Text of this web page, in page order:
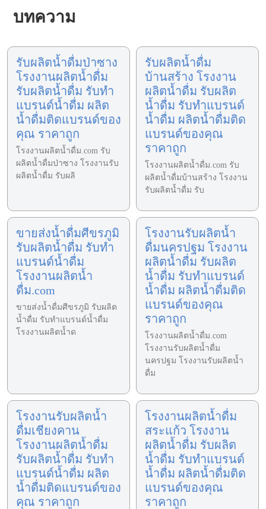
บทความ
รับผลิตน้ำดื่มป่าซาง
โรงงานผลิตน้ำดื่ม
รับผลิตน้ำดื่ม รับทำ
แบรนด์น้ำดื่ม ผลิต
น้ำดื่มติดแบรนด์ของ
คุณ ราคาถูก
โรงงานผลิตน้ำดื่ม.com รับ
ผลิตน้ำดื่มป่าซาง โรงงานรับ
ผลิตน้ำดื่ม รับผลิ
รับผลิตน้ำดื่ม
บ้านสร้าง โรงงาน
ผลิตน้ำดื่ม รับผลิต
น้ำดื่ม รับทำแบรนด์
น้ำดื่ม ผลิตน้ำดื่มติด
แบรนด์ของคุณ
ราคาถูก
โรงงานผลิตน้ำดื่ม.com รับ
ผลิตน้ำดื่มบ้านสร้าง โรงงาน
รับผลิตน้ำดื่ม รับ
ขายส่งน้ำดื่มศีขรภูมิ
รับผลิตน้ำดื่ม รับทำ
แบรนด์น้ำดื่ม
โรงงานผลิตน้ำ
ดื่ม.com
ขายส่งน้ำดื่มศีขรภูมิ รับผลิต
น้ำดื่ม รับทำแบรนด์น้ำดื่ม
โรงงานผลิตน้ำด
โรงงานรับผลิตน้ำ
ดื่มนครปฐม โรงงาน
ผลิตน้ำดื่ม รับผลิต
น้ำดื่ม รับทำแบรนด์
น้ำดื่ม ผลิตน้ำดื่มติด
แบรนด์ของคุณ
ราคาถูก
โรงงานผลิตน้ำดื่ม.com
โรงงานรับผลิตน้ำดื่ม
นครปฐม โรงงานรับผลิตน้ำ
ดื่ม
โรงงานรับผลิตน้ำ
ดื่มเชียงคาน
โรงงานผลิตน้ำดื่ม
รับผลิตน้ำดื่ม รับทำ
แบรนด์น้ำดื่ม ผลิต
น้ำดื่มติดแบรนด์ของ
คุณ ราคาถูก
โรงงานผลิตน้ำดื่ม
สระแก้ว โรงงาน
ผลิตน้ำดื่ม รับผลิต
น้ำดื่ม รับทำแบรนด์
น้ำดื่ม ผลิตน้ำดื่มติด
แบรนด์ของคุณ
ราคาถูก